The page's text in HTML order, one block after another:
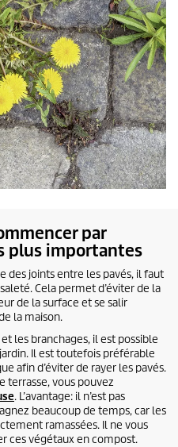
par
plus importantes
des joints entre les pavés, il faut
Cela permet d’éviter de la
de la surface et se salir
la maison.
les branchages, il est possible
Il est toutefois préférable
afin d’éviter de rayer les pavés.
terrasse, vous pouvez
. L’avantage: il n’est pas
beaucoup de temps, car les
ramassées. Il ne vous
ces végétaux en compost.